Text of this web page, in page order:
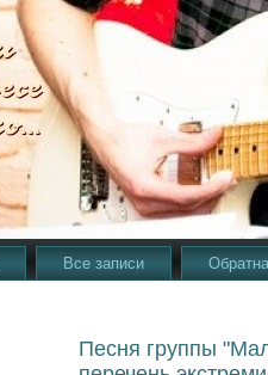
Все записи
Песня группы